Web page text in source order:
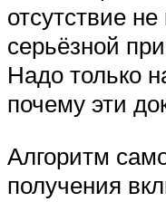
отсутствие
серьёзной
Надо только
почему эти
Алгоритм
получения